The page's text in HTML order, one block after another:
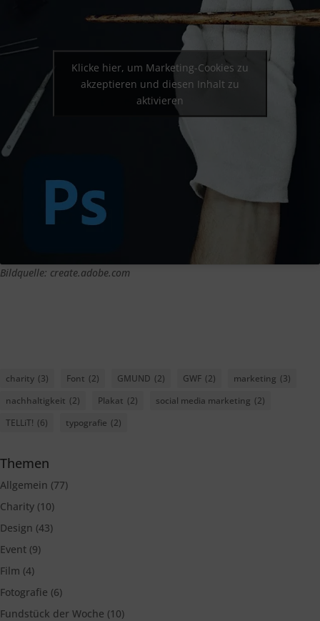
Klicke hier, um Marketing-Cookies zu
akzeptieren und diesen Inhalt zu
aktivieren
Bildquelle: create.adobe.com
charity (3) Font (2) GMUND (2) GWF (2) marketing (3)
nachhaltigkeit (2) Plakat (2) social media marketing (2)
TELLiT! (6) typografie (2)
Themen
Allgemein (77)
Charity (10)
Design (43)
Event (9)
Film (4)
Fotografie (6)
Fundstück der Woche (10)